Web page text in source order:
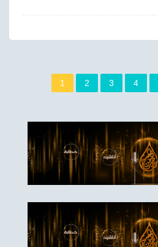
1 2 3 4